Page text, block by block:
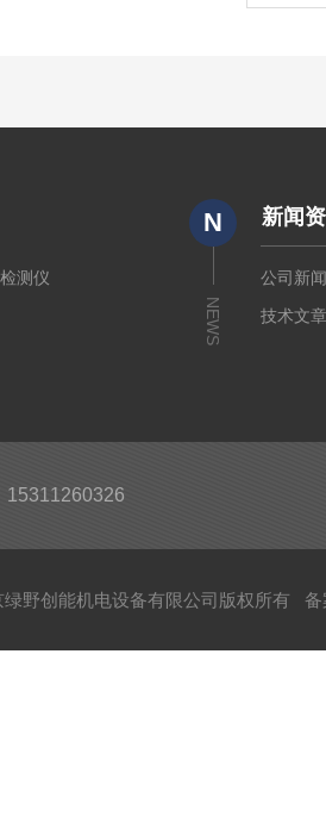
测仪
N
NEWS
新闻
公司新
技术文
15311260326
绿野创能机电设备有限公司版权所有 备